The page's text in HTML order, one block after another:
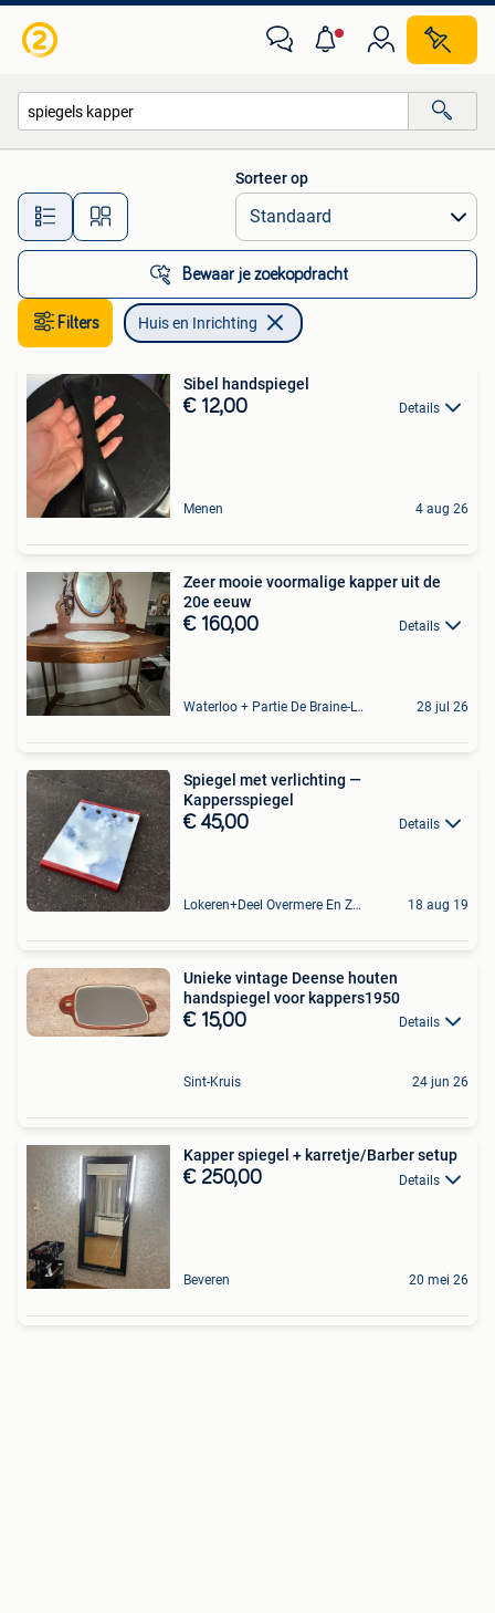
Alle afstanden…
Sorteer op
Bewaar je zoekopdracht
Filters Huis en Inrichting
Sibel handspiegel
€ 12,00 Details
Menen 4 aug 26
Zeer mooie voormalige kapper uit de
20e eeuw
€ 160,00 Details
Waterloo + Partie De Braine-L'Alleud, De Ohain 28 jul 26
Spiegel met verlichting —
Kappersspiegel
€ 45,00 Details
Lokeren+Deel Overmere En Zele 18 aug 19
Unieke vintage Deense houten
handspiegel voor kappers1950
€ 15,00 Details
Sint-Kruis 24 jun 26
Kapper spiegel + karretje/Barber setup
€ 250,00 Details
Beveren 20 mei 26